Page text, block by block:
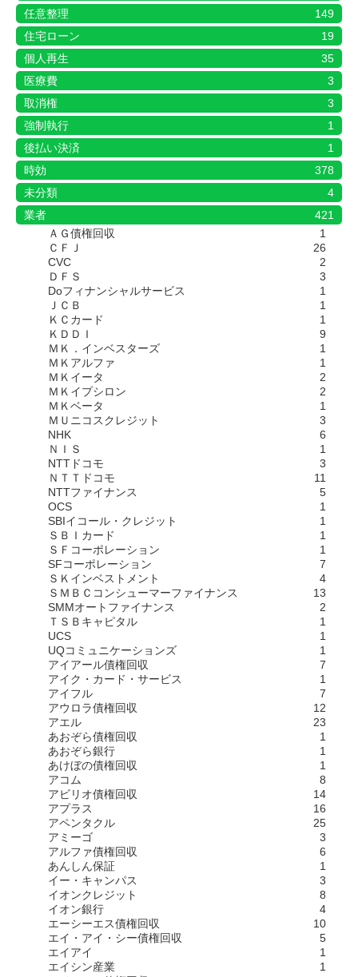
任意整理
149
住宅ローン
19
個人再生
35
医療費
3
取消権
3
強制執行
1
後払い決済
1
時効
378
未分類
4
業者
421
ＡＧ債権回収
1
ＣＦＪ
26
CVC
2
ＤＦＳ
3
Doフィナンシャルサービス
1
ＪＣＢ
1
ＫＣカード
1
ＫＤＤＩ
9
ＭＫ．インベスターズ
1
ＭＫアルファ
1
ＭＫイータ
2
ＭＫイプシロン
2
ＭＫベータ
1
ＭＵニコスクレジット
3
NHK
6
ＮＩＳ
1
NTTドコモ
3
ＮＴＴドコモ
11
NTTファイナンス
5
OCS
1
SBIイコール・クレジット
1
ＳＢＩカード
1
ＳＦコーポレーション
1
SFコーポレーション
7
ＳＫインベストメント
4
ＳＭＢＣコンシューマーファイナンス
13
SMMオートファイナンス
2
ＴＳＢキャピタル
1
UCS
1
UQコミュニケーションズ
1
アイアール債権回収
7
アイク・カード・サービス
1
アイフル
7
アウロラ債権回収
12
アエル
23
あおぞら債権回収
1
あおぞら銀行
1
あけぼの債権回収
1
アコム
8
アビリオ債権回収
14
アプラス
16
アペンタクル
25
アミーゴ
3
アルファ債権回収
6
あんしん保証
1
イー・キャンパス
3
イオンクレジット
8
イオン銀行
4
エーシーエス債権回収
10
エイ・アイ・シー債権回収
5
エイアイ
1
エイシン産業
1